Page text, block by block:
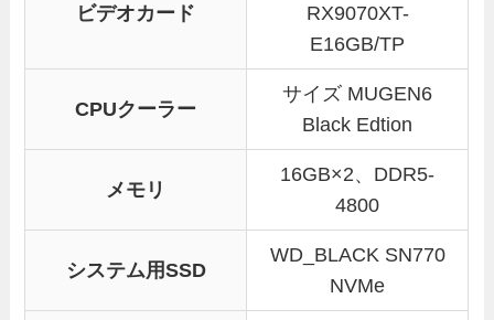
ビデオカード
RX9070XT-
E16GB/TP
CPUクーラー
サイズ MUGEN6
Black Edtion
メモリ
16GB×2、DDR5-
4800
システム用SSD
WD_BLACK SN770
NVMe